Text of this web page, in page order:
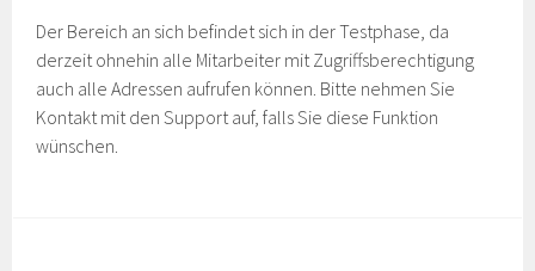
Der Bereich an sich befindet sich in der Testphase, da
derzeit ohnehin alle Mitarbeiter mit Zugriffsberechtigung
auch alle Adressen aufrufen können. Bitte nehmen Sie
Kontakt mit den Support auf, falls Sie diese Funktion
wünschen.